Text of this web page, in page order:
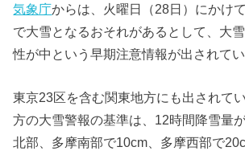
気象庁からは、火曜日（28日）にかけ
で大雪となるおそれがあるとして、大
性が中という早期注意情報が出されてい
東京23区を含む関東地方にも出されて
方の大雪警報の基準は、12時間降雪量
北部、多摩南部で10cm、多摩西部で